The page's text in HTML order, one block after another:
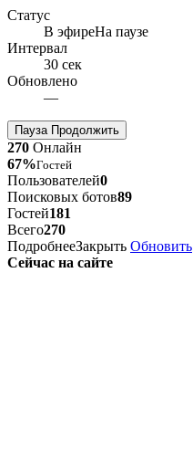
Статус
В эфиреНа паузе
Интервал
30 сек
Обновлено
—
ПаузаПродолжить
270 Онлайн
67%Гостей
Пользователей0
Поисковых ботов89
Гостей181
Всего270
ПодробнееЗакрыть Обновить
Сейчас на сайте